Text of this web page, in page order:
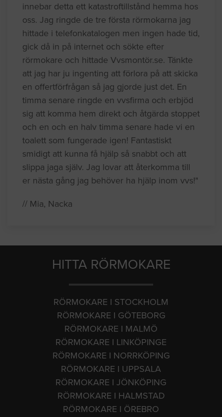
innebar detta ett katastroftillstånd hemma hos
oss. Jag ringde de tre första rörmokarna jag
hittade i telefonkatalogen men ingen hade tid,
gick då in på internet och sökte efter
rörmokare och hittade Vvsmontör.se. Tänkte
att jag har ju ingenting att förlora på att skicka
en offertförfrågan så jag gjorde just det. En
timma senare ringde en vvsfirma och erbjöd
sig att komma hem direkt och åtgärda stoppet
och en och en halv timma senare hade vi en
toalett som fungerade igen! Fantastiskt
smidigt att kunna få hjälp så snabbt och att
slippa jaga själv. Jag lovar att återkomma till
er nästa gång jag behöver ha hjälp inom vvs!"
// Mia, Nacka
HITTA RÖRMOKARE
RÖRMOKARE I STOCKHOLM
RÖRMOKARE I GÖTEBORG
RÖRMOKARE I MALMÖ
RÖRMOKARE I LINKÖPINGE
RÖRMOKARE I NORRKÖPING
RÖRMOKARE I UPPSALA
RÖRMOKARE I JÖNKÖPING
RÖRMOKARE I HALMSTAD
RÖRMOKARE I ÖREBRO